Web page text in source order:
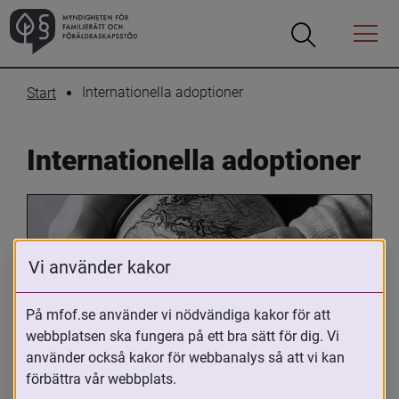
Öppna
Öppna
Menyn
Start Internationella adoptioner
Internationella adoptioner
Oavsett om du är adopterad,
adoptivförälder eller arbetar med
Vi använder kakor
På mfof.se använder vi nödvändiga kakor för att
webbplatsen ska fungera på ett bra sätt för dig. Vi
använder också kakor för webbanalys så att vi kan
förbättra vår webbplats.